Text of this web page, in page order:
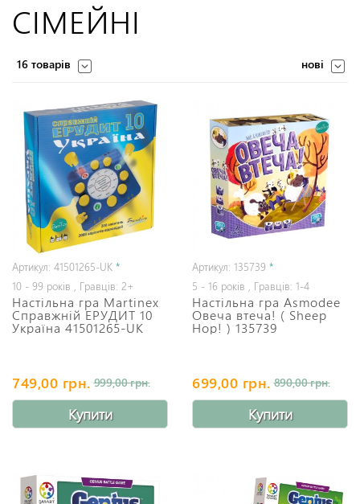
СІМЕЙНІ
16 товарів нові
Артикул: 41501265-UK *
10 - 99 років , Гравців: 2+
Настільна гра Martinex
Справжній ЕРУДИТ 10
Україна 41501265-UK
749,00 грн. 999,00 грн.
Купити
Артикул: 135739 *
5 - 16 років , Гравців: 1-4
Настільна гра Asmodee
Овеча втеча! ( Sheep
Hop! ) 135739
699,00 грн. 890,00 грн.
Купити